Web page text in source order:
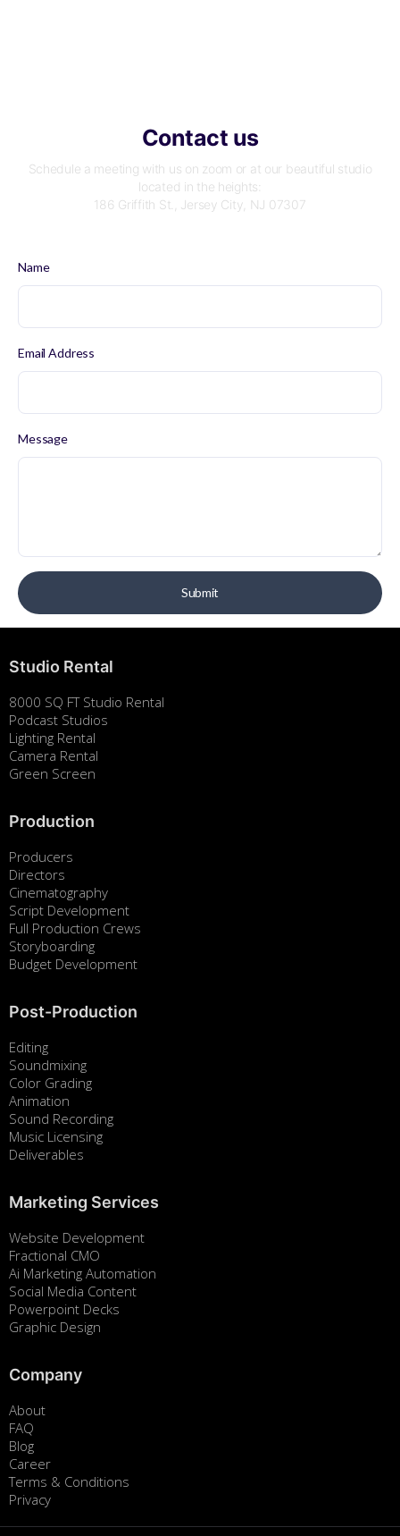
Contact us
Schedule a meeting with us on zoom or at our beautiful studio
located in the heights:
186 Griffith St., Jersey City, NJ 07307
Name
Email Address
Message
Studio Rental
8000 SQ FT Studio Rental
Podcast Studios
Lighting Rental
Camera Rental
Green Screen
Production
Producers
Directors
Cinematography
Script Development
Full Production Crews
Storyboarding
Budget Development
Post-Production
Editing
Soundmixing
Color Grading
Animation
Sound Recording
Music Licensing
Deliverables
Marketing Services
Website Development
Fractional CMO
Ai Marketing Automation
Social Media Content
Powerpoint Decks
Graphic Design
Company
About
FAQ
Blog
Career
Terms & Conditions
Privacy